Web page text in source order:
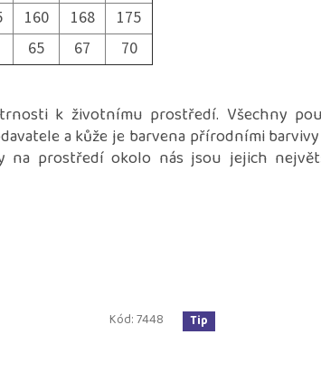
Kód:7448 Tip
160 168
175
65 67 70
k životnímu prostředí. Všechny
a kůže je barvena přírodními
na prostředí okolo nás jsou jejich